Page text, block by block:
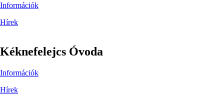
Információk
Hírek
Kéknefelejcs Óvoda
Információk
Hírek